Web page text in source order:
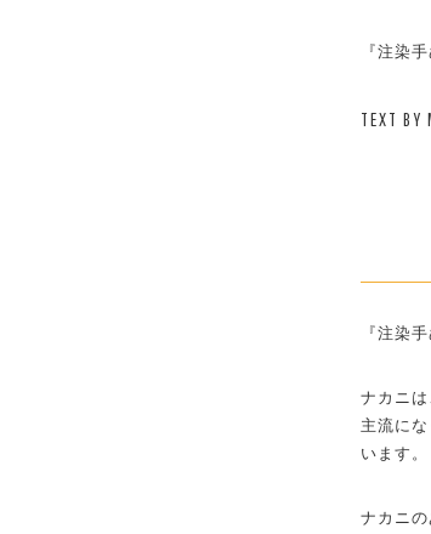
『注染
TEXT BY
『注染
ナカニ
主流に
います。
ナカニ